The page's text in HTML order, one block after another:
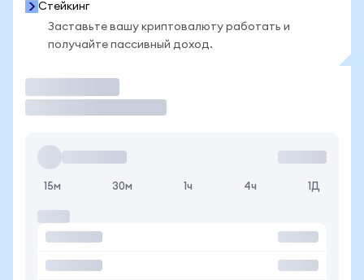
Стейкинг
Заставьте вашу криптовалюту работать и
получайте пассивный доход.
15м 30м 1ч 4ч 1Д